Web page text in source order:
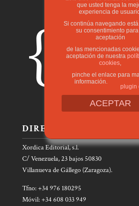
DIRECCIÓN
Xordica Editorial, s.l.
C/ Venezuela, 23 bajos 50830
Villanueva de Gállego (Zaragoza).
Tfno: +34 976 180295
Móvil: +34 608 033 949
que usted tenga la
experiencia de
Si continúa navegando
su consentimiento
aceptación
de las mencionadas
aceptación de nuestra
cookies,
pinche el enlace para
información.
plugin
ACEPTAR